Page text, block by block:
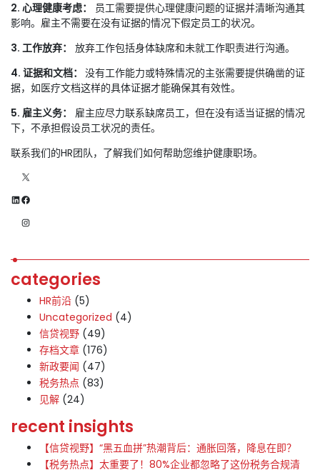
2. 心理健康考虑：
员工需要提供心理健康问题的证据并清晰沟通其
影响。雇主不需要在没有证据的情况下假定员工的状况。
3. 工作放弃：
放弃工作包括身体缺席和未就工作职责进行沟通。
4. 证据和文档： 没有工作能力或特殊情况的主张需要提供确凿的证
据，如医疗文档这样的具体证据才能确保其有效性。
5. 雇主义务：
雇主应尽力联系缺席员工，但在没有适当证据的情况
下，不承担假设员工状况的责任。
联系我们的HR团队，了解我们如何帮助您维护健康职场。
LinkedIn
X
Facebook
Instagram
categories
HR前沿 (5)
Uncategorized (4)
信贷视野 (49)
存档文章 (176)
新政要闻 (47)
税务热点 (83)
见解 (24)
recent insights
【信贷视野】“黑五血拼”热潮背后：通胀回落，降息在即？
【税务热点】太重要了！80%企业都忽略了这份税务合规清